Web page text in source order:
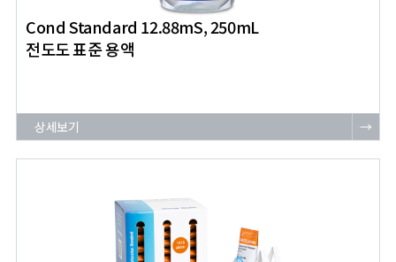
Cond Standard 12.88mS, 250mL
전도도 표준 용액
상세보기 →